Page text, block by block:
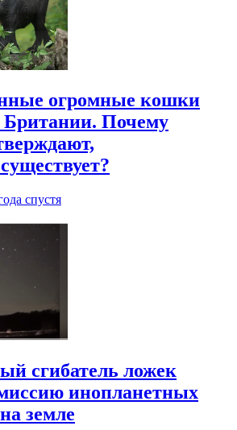
огромные кошки
Британии. Почему
спустя
сгибатель ложек
инопланетных
земле